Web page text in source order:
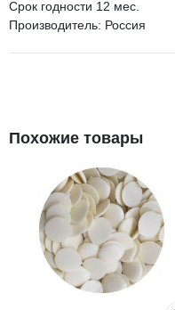
Срок годности 12 мес.
Производитель: Россия
Похожие товары